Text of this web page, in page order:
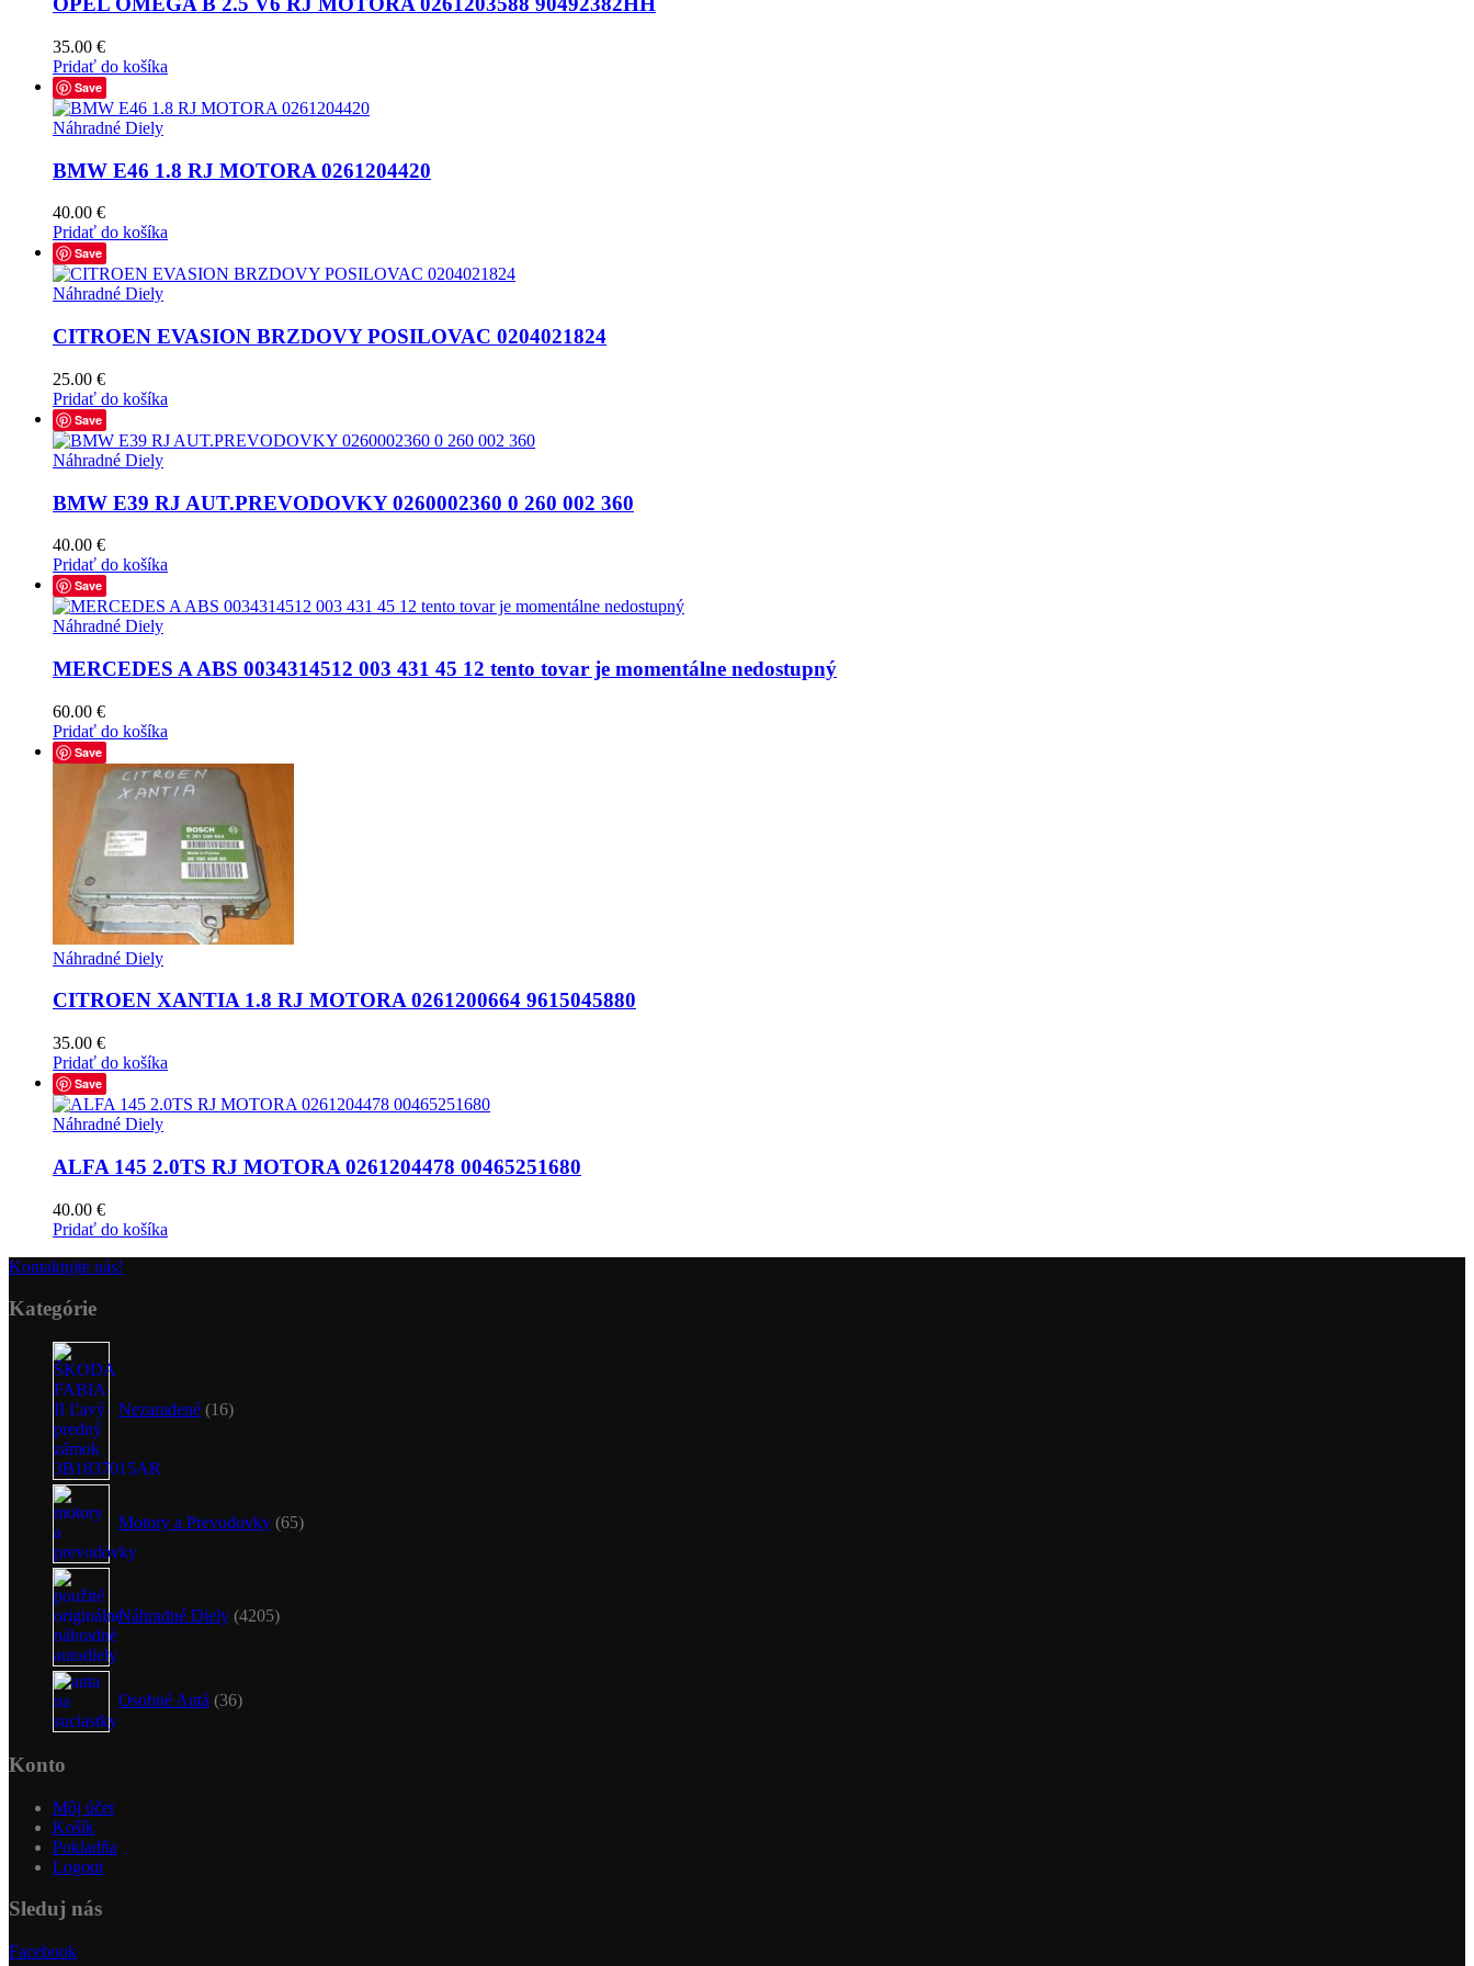
35.00 €
Pridať do košíka
Save
Náhradné Diely
BMW E46 1.8 RJ MOTORA 0261204420
40.00 €
Pridať do košíka
Save
Náhradné Diely
CITROEN EVASION BRZDOVY POSILOVAC 0204021824
25.00 €
Pridať do košíka
Save
Náhradné Diely
BMW E39 RJ AUT.PREVODOVKY 0260002360 0 260 002 360
40.00 €
Pridať do košíka
Save
Náhradné Diely
MERCEDES A ABS 0034314512 003 431 45 12 tento tovar je momentálne nedostupný
60.00 €
Pridať do košíka
Save
Náhradné Diely
CITROEN XANTIA 1.8 RJ MOTORA 0261200664 9615045880
35.00 €
Pridať do košíka
Save
Náhradné Diely
ALFA 145 2.0TS RJ MOTORA 0261204478 00465251680
40.00 €
Pridať do košíka
Kontaktujte nás!
Kategórie
Nezaradené 16
Motory a Prevodovky 65
produktov
Náhradné Diely 4205
Osobné Autá 36produktov
Konto
Môj účet
Košík
Pokladňa
Logout
Sleduj nás
Facebook